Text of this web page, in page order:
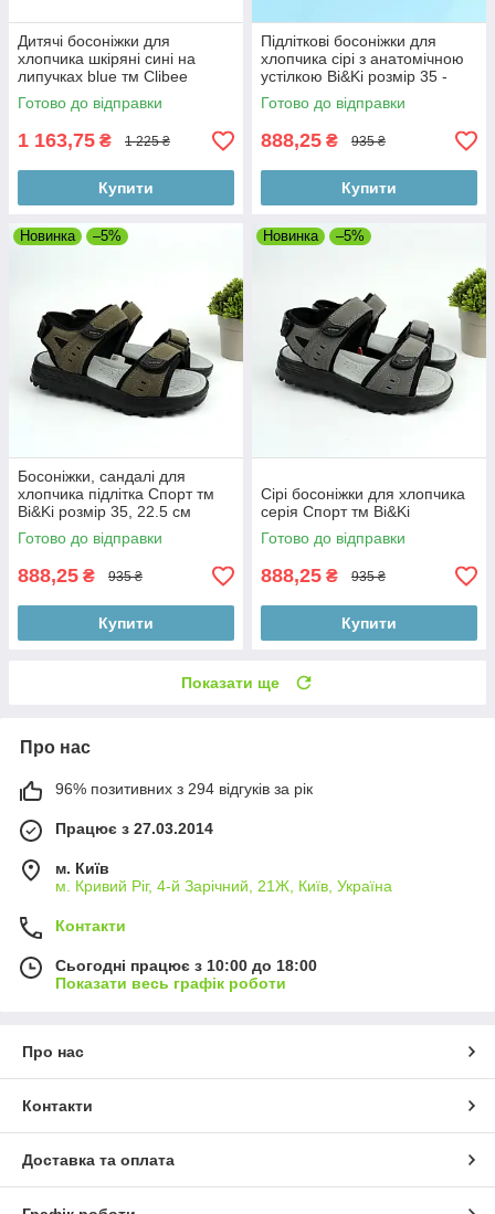
Дитячі босоніжки для
хлопчика шкіряні сині на
липучках blue тм Clibee
Готово до відправки
1 163,75 ₴ 1 225 ₴
Купити
Підліткові босоніжки для
хлопчика сірі з анатомічною
устілкою Bi&Ki розмір 35 -
устілка 22,5 см
Готово до відправки
888,25 ₴ 935 ₴
Купити
Новинка –5%
Босоніжки, сандалі для
хлопчика підлітка Спорт тм
Bi&Ki розмір 35, 22.5 см
Готово до відправки
888,25 ₴ 935 ₴
Купити
Новинка –5%
Сірі босоніжки для хлопчика
серія Спорт тм Bi&Ki
Готово до відправки
888,25 ₴ 935 ₴
Купити
Показати ще
Про нас
96% позитивних з 294 відгуків за рік
Працює з 27.03.2014
м. Київ
м. Кривий Ріг, 4-й Зарічний, 21Ж, Київ, Україна
Контакти
Сьогодні працює з 10:00 до 18:00
Показати весь графік роботи
Про нас
Контакти
Доставка та оплата